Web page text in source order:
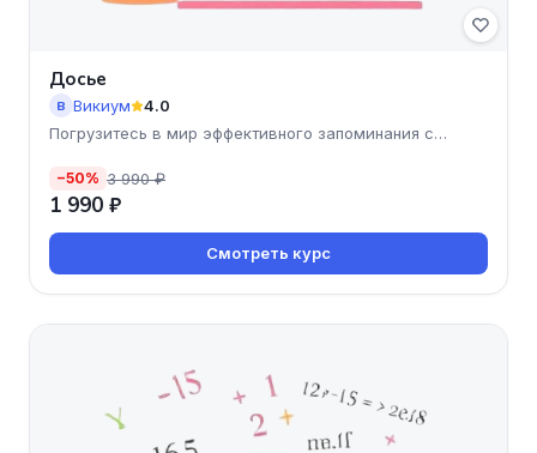
Досье
В Викиум
4.0
Погрузитесь в мир эффективного запоминания с
−50% 3 990 ₽
1 990 ₽
Смотреть курс